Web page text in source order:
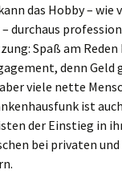
das Hobby – wie
durchaus
Spaß am Reden
denn Geld
viele nette
ist
der Einstieg in
bei privaten